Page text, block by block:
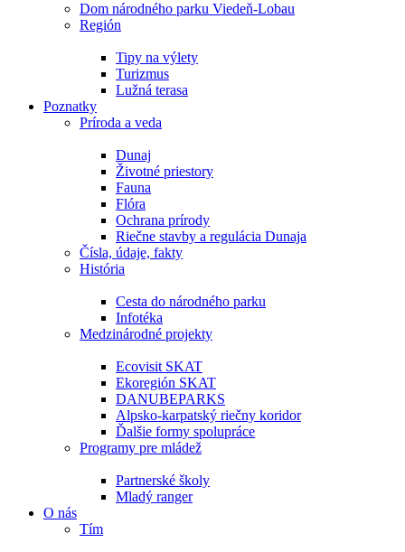
Dom národného parku Viedeň-Lobau
Región
Tipy na výlety
Turizmus
Lužná terasa
Poznatky
Príroda a veda
Dunaj
Životné priestory
Fauna
Flóra
Ochrana prírody
Riečne stavby a regulácia Dunaja
Čísla, údaje, fakty
História
Cesta do národného parku
Infotéka
Medzinárodné projekty
Ecovisit SKAT
Ekoregión SKAT
DANUBEPARKS
Alpsko-karpatský riečny koridor
Ďalšie formy spolupráce
Programy pre mládež
Partnerské školy
Mladý ranger
O nás
Tím